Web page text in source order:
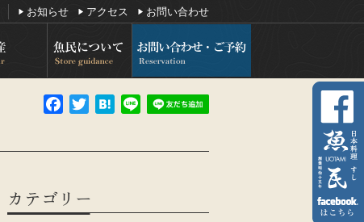
お知らせ アクセス お問い合わせ
FacebookTwitterHatena Line
カテゴリー